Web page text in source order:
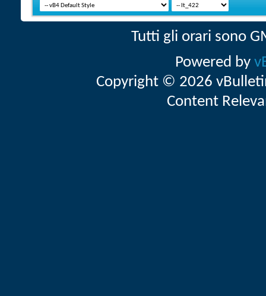
Tutti gli orari sono
Powered by
Copyright © 2026
Content